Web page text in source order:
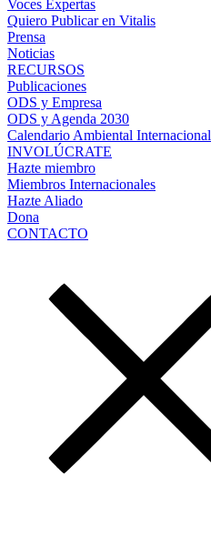
Voces Expertas
Quiero Publicar en Vitalis
Prensa
Noticias
RECURSOS
Publicaciones
ODS y Empresa
ODS y Agenda 2030
Calendario Ambiental Internacional
INVOLÚCRATE
Hazte miembro
Miembros Internacionales
Hazte Aliado
Dona
CONTACTO